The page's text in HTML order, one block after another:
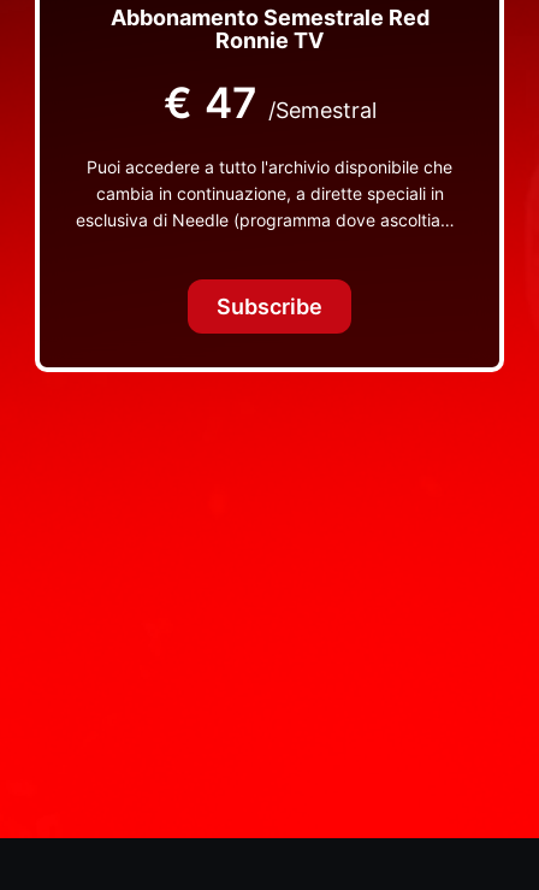
Abbonamento Semestrale Red
Ronnie TV
€ 47 /Semestral
Puoi accedere a tutto l'archivio disponibile che
cambia in continuazione, a dirette speciali in
esclusiva di Needle (programma dove ascoltiamo
TV non visibili da nessuna altra parte
Subscribe